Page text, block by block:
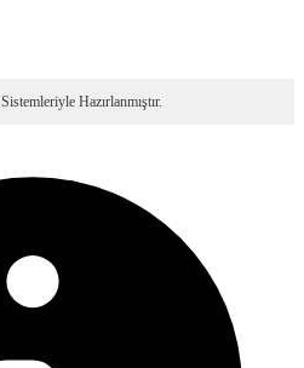
Sistemleriyle Hazırlanmıştır.